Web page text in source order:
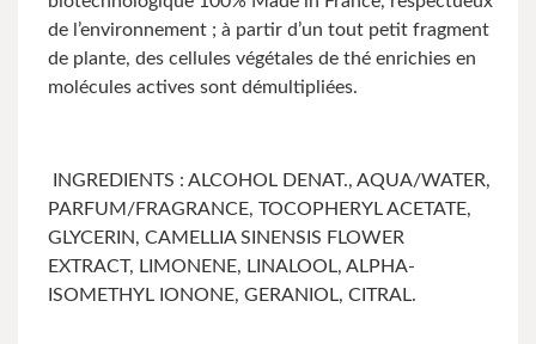
de l’environnement ; à partir d’un tout petit fragment
de plante, des cellules végétales de thé enrichies en
molécules actives sont démultipliées.
INGREDIENTS : ALCOHOL DENAT., AQUA/WATER,
PARFUM/FRAGRANCE, TOCOPHERYL ACETATE,
GLYCERIN, CAMELLIA SINENSIS FLOWER
EXTRACT, LIMONENE, LINALOOL, ALPHA-
ISOMETHYL IONONE, GERANIOL, CITRAL.